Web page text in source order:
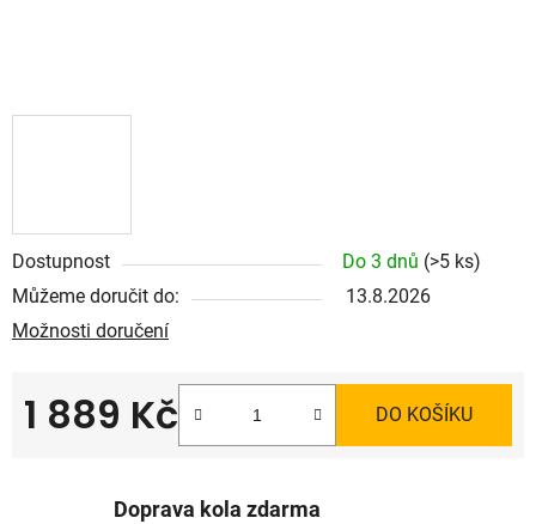
Dostupnost Do 3 dnů (>5 ks)
Můžeme doručit do:
13.8.2026
Možnosti doručení
1 889 Kč DO KOŠÍKU
Doprava kola zdarma